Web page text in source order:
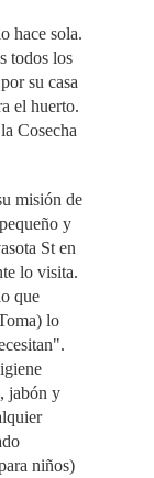
hace sola.
todos los
su casa
el huerto.
Cosecha
misión de
y
St en
lo visita.
que
lo
jabón y
niños)